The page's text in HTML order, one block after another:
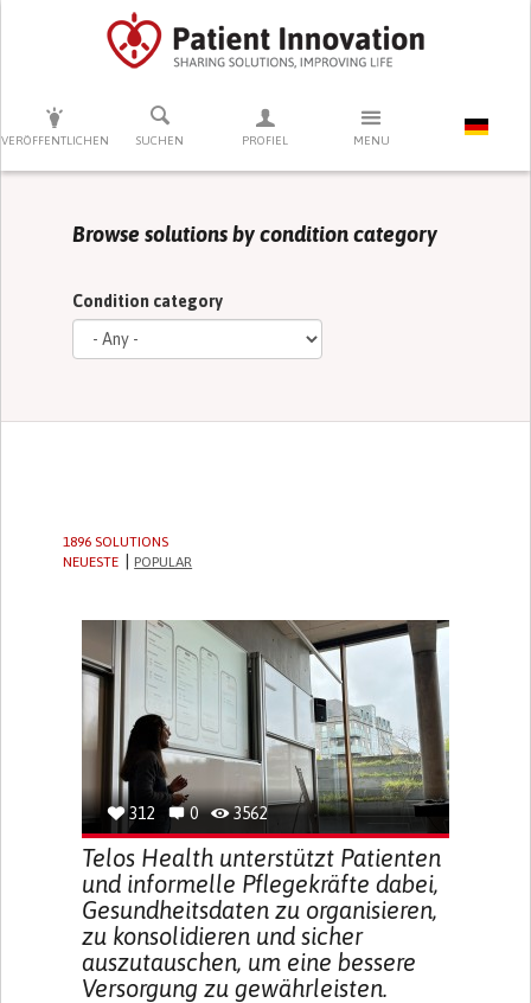
VERÖFFENTLICHEN SUCHEN PROFIEL MENU
DRÜCKEN SIE AUF ENTER UM DIE SUCHE ZU STARTEN
Browse solutions by condition category
Condition category
1896 SOLUTIONS
NEUESTE
POPULAR
312 0 3562
Telos Health unterstützt Patienten
und informelle Pflegekräfte dabei,
Gesundheitsdaten zu organisieren,
zu konsolidieren und sicher
auszutauschen, um eine bessere
Versorgung zu gewährleisten.